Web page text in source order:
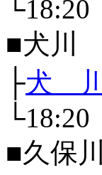
└18:20
■犬川
├犬 川
└18:20
■久保川